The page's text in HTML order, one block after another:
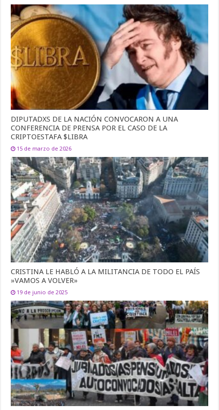
DIPUTADXS DE LA NACIÓN CONVOCARON A UNA
CONFERENCIA DE PRENSA POR EL CASO DE LA
CRIPTOESTAFA $LIBRA
15 de marzo de 2026
CRISTINA LE HABLÓ A LA MILITANCIA DE TODO EL PAÍS
»VAMOS A VOLVER»
19 de junio de 2025